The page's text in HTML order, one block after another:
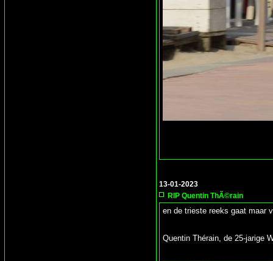
13-01-2023
RIP Quentin ThÃ©rain
en de trieste reeks gaat maar
Quentin Thérain, de 25-jarige